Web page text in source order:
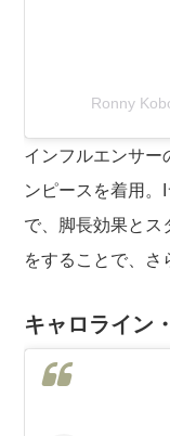
Ronny
インフルエンサー
ンピースを着用。
で、脚長効果と
をすることで、さ
キャロライン